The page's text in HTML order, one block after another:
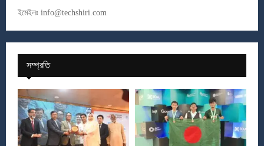
ইমেইলঃ info@techshiri.com
সম্প্রতি